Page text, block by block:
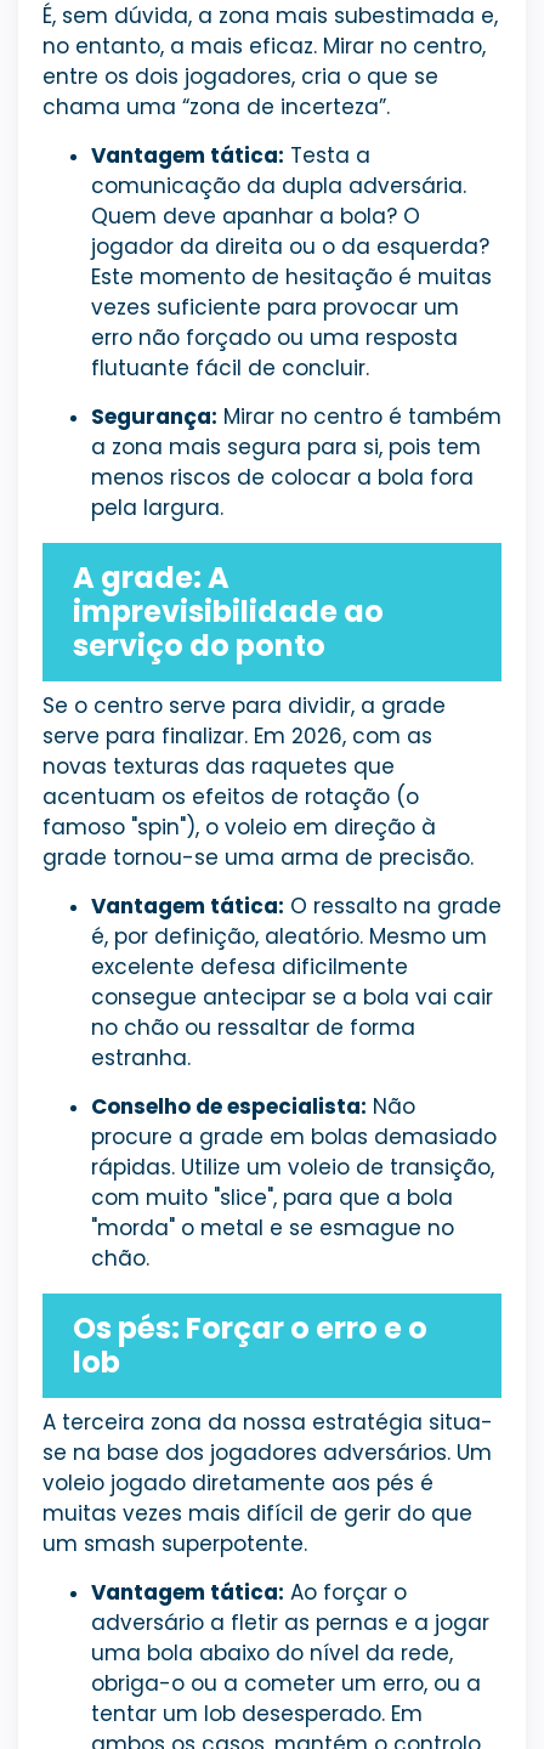
É, sem dúvida, a zona mais subestimada e,
no entanto, a mais eficaz. Mirar no centro,
entre os dois jogadores, cria o que se
chama uma “zona de incerteza”.
Vantagem tática: Testa a
comunicação da dupla adversária.
Quem deve apanhar a bola? O
jogador da direita ou o da esquerda?
Este momento de hesitação é muitas
vezes suficiente para provocar um
erro não forçado ou uma resposta
flutuante fácil de concluir.
Segurança: Mirar no centro é também
a zona mais segura para si, pois tem
menos riscos de colocar a bola fora
pela largura.
A grade: A
imprevisibilidade ao
serviço do ponto
Se o centro serve para dividir, a grade
serve para finalizar. Em 2026, com as
novas texturas das raquetes que
acentuam os efeitos de rotação (o
famoso "spin"), o voleio em direção à
grade tornou-se uma arma de precisão.
Vantagem tática: O ressalto na grade
é, por definição, aleatório. Mesmo um
excelente defesa dificilmente
consegue antecipar se a bola vai cair
no chão ou ressaltar de forma
estranha.
Conselho de especialista: Não
procure a grade em bolas demasiado
rápidas. Utilize um voleio de transição,
com muito "slice", para que a bola
"morda" o metal e se esmague no
chão.
Os pés: Forçar o erro e o
lob
A terceira zona da nossa estratégia situa-
se na base dos jogadores adversários. Um
voleio jogado diretamente aos pés é
muitas vezes mais difícil de gerir do que
um smash superpotente.
Vantagem tática: Ao forçar o
adversário a fletir as pernas e a jogar
uma bola abaixo do nível da rede,
obriga-o ou a cometer um erro, ou a
tentar um lob desesperado. Em